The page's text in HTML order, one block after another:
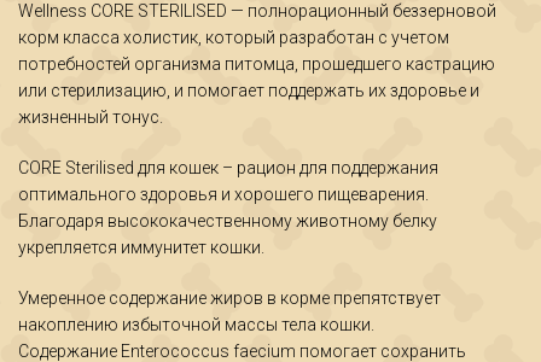
₽
Wellness CORE STERILISED — полнорационный беззерновой
корм класса холистик, который разработан с учетом
потребностей организма питомца, прошедшего кастрацию
или стерилизацию, и помогает поддержать их здоровье и
жизненный тонус.
CORE Sterilised для кошек – рацион для поддержания
оптимального здоровья и хорошего пищеварения.
Благодаря высококачественному животному белку
укрепляется иммунитет кошки.
Умеренное содержание жиров в корме препятствует
накоплению избыточной массы тела кошки.
Содержание Enterococcus faecium помогает сохранить